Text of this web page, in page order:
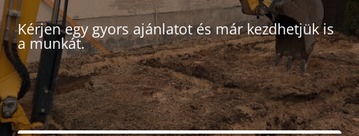
Kérjen egy gyors ajánlatot és már kezdhetjük is
a munkát.